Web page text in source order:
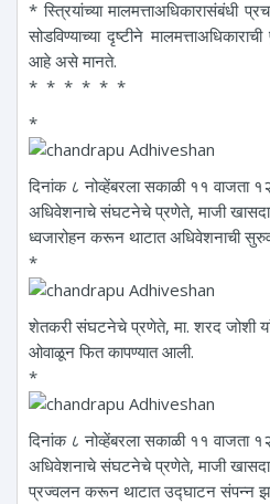
* स्त्रियांच्या मालमत्ताअधिकारासंबंधी
सोडविण्याच्या दृष्टीने
आहे असे मानते.
* * * * * *
*
दिनांक ८ नोव्हेंबरला सकाळी ११ वाजता
अधिवेशनाचे संघटनेचे प्रणेते, माजी
ध्वजारोहन करून थाटात अधिवेशनाची
*
शेतकरी संघटनेचे प्रणेते, मा. शरद जोशी
ओवाळून फित कापण्यात आली.
*
दिनांक ८ नोव्हेंबरला सकाळी ११ वाजता
अधिवेशनाचे संघटनेचे प्रणेते, माजी
प्रज्वलन करून थाटात उद्घाटन संपन्न